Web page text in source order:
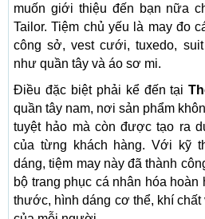
muốn giới thiệu đến bạn nữa
Tailor. Tiệm chủ yếu là may đo
công sở, vest cưới, tuxedo,
như quần tây và áo sơ mi.
Điều đặc biệt phải kể đến tại
quần tây nam, nơi sản phẩm
tuyệt hảo mà còn được tạo ra
của từng khách hàng. Với kỹ
dáng, tiệm may này đã thành
bộ trang phục cá nhân hóa hoàn
thước, hình dáng cơ thể, khí